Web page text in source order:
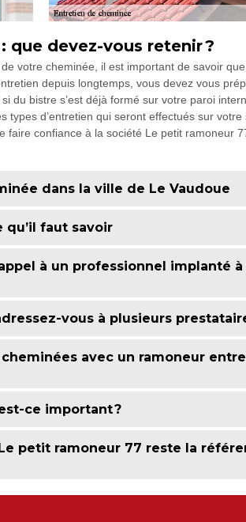
que devez-vous retenir ?
votre cheminée, il est important de savoir
depuis longtemps, vous devez vous
du bistre s’est déjà formé sur votre paroi
d’entretien qui seront effectués sur votre
faire confiance à la société Le petit ramoneur
dans la ville de Le Vaudoue
qu’il faut savoir
à un professionnel implanté à
vous à plusieurs
avec un ramoneur
ce important ?
petit ramoneur 77 reste la